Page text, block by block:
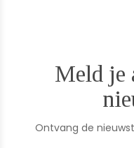
Meld je
Ontvang de